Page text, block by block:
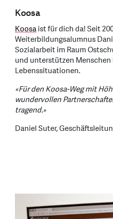
Koosa
Koosaist für dich da! Seit
Weiterbildungsalumnus
Sozialarbeit im Raum
und unterstützen Menschen
Lebenssituationen.
«Für den Koosa-Weg mit
wundervollen
tragend.»
Daniel Suter,